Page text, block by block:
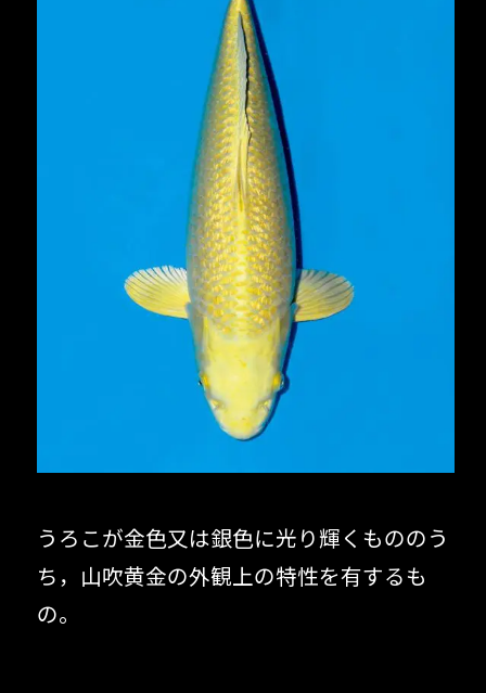
うろこが金色又は銀色に光り輝くもののう
ち，山吹黄金の外観上の特性を有するも
の。